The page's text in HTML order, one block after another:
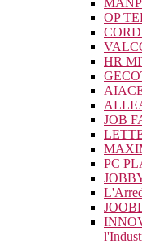
OP
HR
JOB
PC